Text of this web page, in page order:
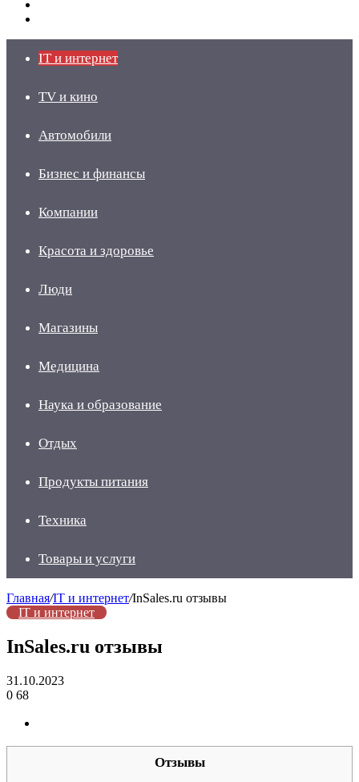
IT и интернет
TV и кино
Автомобили
Бизнес и финансы
Компании
Красота и здоровье
Люди
Магазины
Медицина
Наука и образование
Отдых
Продукты питания
Техника
Товары и услуги
Главная/IT и интернет/InSales.ru отзывы
IT и интернет
InSales.ru отзывы
31.10.2023
0 68
Отзывы